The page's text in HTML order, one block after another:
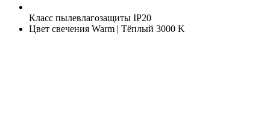
Класс пылевлагозащиты IP20
Цвет свечения Warm | Тёплый 3000 K